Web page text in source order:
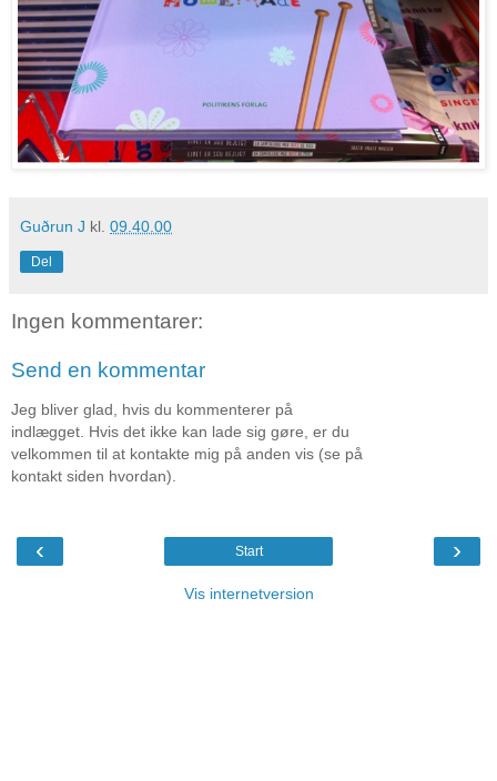
Guðrun J kl. 09.40.00
Del
Ingen kommentarer:
Send en kommentar
Jeg bliver glad, hvis du kommenterer på
indlægget. Hvis det ikke kan lade sig gøre, er du
velkommen til at kontakte mig på anden vis (se på
kontakt siden hvordan).
‹ ›
Start
Vis internetversion